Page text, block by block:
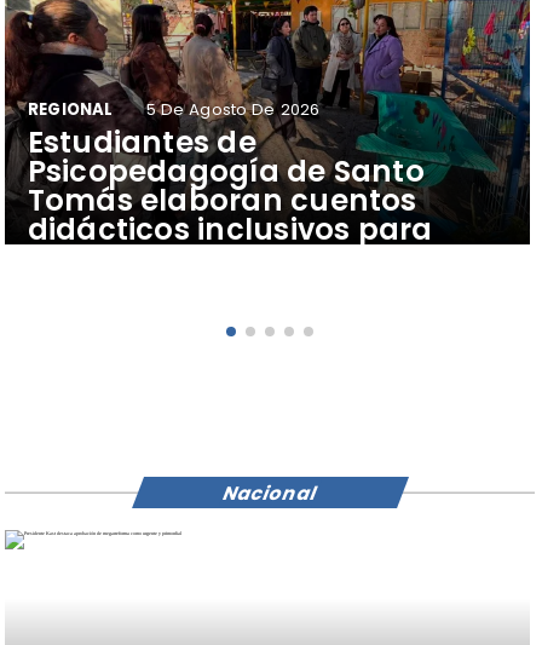
​Estudiantes de
Psicopedagogía de Santo
Tomás elaboran cuentos
didácticos inclusivos para
apoyar el aprendizaje de
REGIONAL 5 De Agosto De 2026
Nacional